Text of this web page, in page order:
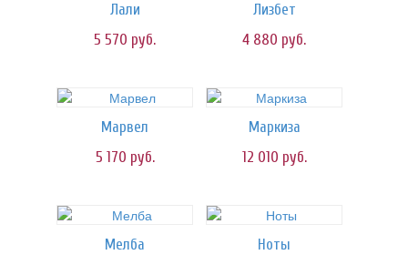
Лали
5 570 руб.
Лизбет
4 880 руб.
Марвел
5 170 руб.
Маркиза
12 010 руб.
Мелба
Ноты